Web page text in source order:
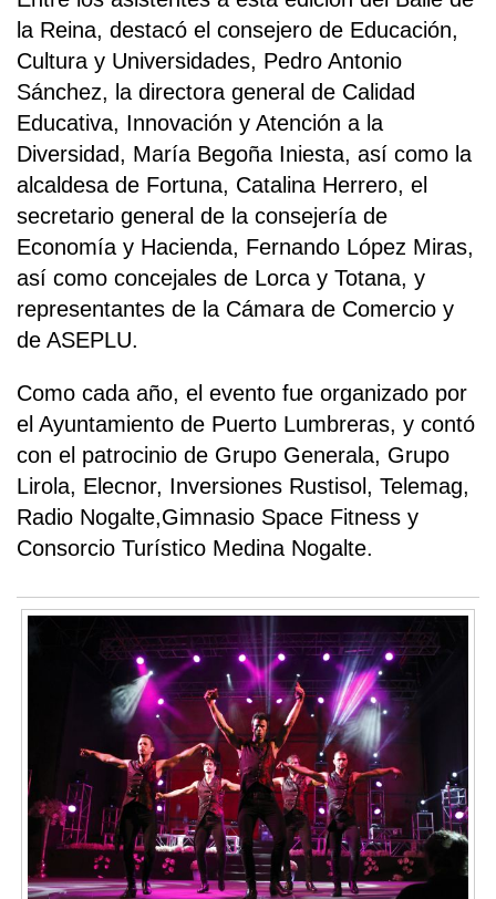
la Reina, destacó el consejero de Educación,
Cultura y Universidades, Pedro Antonio
Sánchez, la directora general de Calidad
Educativa, Innovación y Atención a la
Diversidad, María Begoña Iniesta, así como la
alcaldesa de Fortuna, Catalina Herrero, el
secretario general de la consejería de
Economía y Hacienda, Fernando López Miras,
así como concejales de Lorca y Totana, y
representantes de la Cámara de Comercio y
de ASEPLU.
Como cada año, el evento fue organizado por
el Ayuntamiento de Puerto Lumbreras, y contó
con el patrocinio de Grupo Generala, Grupo
Lirola, Elecnor, Inversiones Rustisol, Telemag,
Radio Nogalte,Gimnasio Space Fitness y
Consorcio Turístico Medina Nogalte.